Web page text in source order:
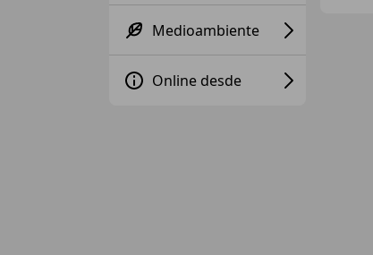
Medioambiente
Online desde